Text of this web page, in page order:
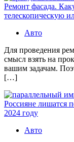
Ремонт фасада.
телескопическую
Авто
Для проведения
смысл взять на
вашим задачам.
[…]
Россияне лишатся
2024 году
Авто